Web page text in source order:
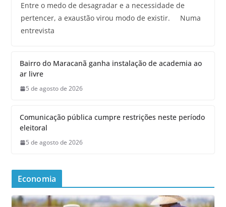
Entre o medo de desagradar e a necessidade de
pertencer, a exaustão virou modo de existir. Numa
entrevista
Bairro do Maracanã ganha instalação de academia ao
ar livre
5 de agosto de 2026
Comunicação pública cumpre restrições neste período
eleitoral
5 de agosto de 2026
Economia